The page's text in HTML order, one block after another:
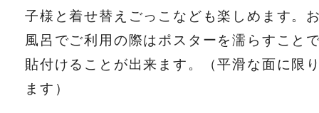
子様と着せ替えごっこなども楽しめます。
風呂でご利用の際はポスターを濡らすこと
貼付けることが出来ます。（平滑な面に限
ます）